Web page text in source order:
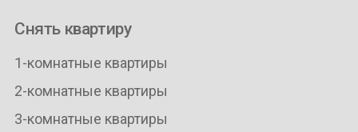
Снять квартиру
1-комнатные квартиры
2-комнатные квартиры
3-комнатные квартиры